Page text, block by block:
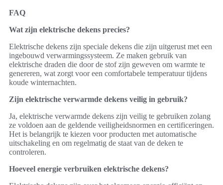
FAQ
Wat zijn elektrische dekens precies?
Elektrische dekens zijn speciale dekens die zijn uitgerust met een
ingebouwd verwarmingssysteem. Ze maken gebruik van
elektrische draden die door de stof zijn geweven om warmte te
genereren, wat zorgt voor een comfortabele temperatuur tijdens
koude winternachten.
Zijn elektrische verwarmde dekens veilig in gebruik?
Ja, elektrische verwarmde dekens zijn veilig te gebruiken zolang
ze voldoen aan de geldende veiligheidsnormen en certificeringen.
Het is belangrijk te kiezen voor producten met automatische
uitschakeling en om regelmatig de staat van de deken te
controleren.
Hoeveel energie verbruiken elektrische dekens?